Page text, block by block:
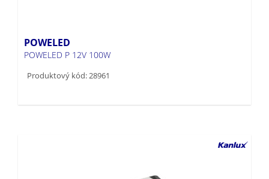
POWELED
POWELED P 12V 100W
Produktový kód: 28961